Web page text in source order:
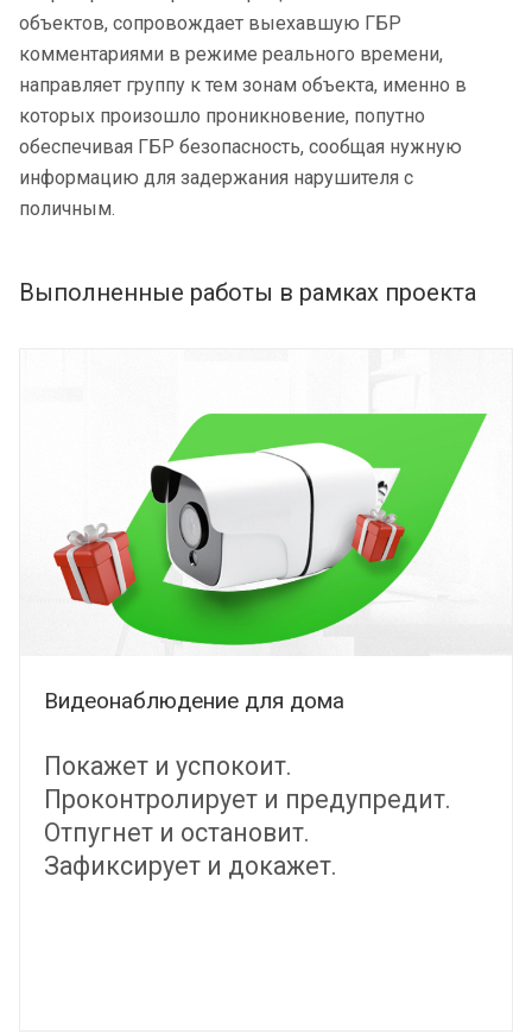
объектов, сопровождает выехавшую ГБР
комментариями в режиме реального времени,
направляет группу к тем зонам объекта, именно в
которых произошло проникновение, попутно
обеспечивая ГБР безопасность, сообщая нужную
информацию для задержания нарушителя с
поличным.
Выполненные работы в рамках проекта
Видеонаблюдение для дома
Покажет и успокоит.
Проконтролирует и предупредит.
Отпугнет и остановит.
Зафиксирует и докажет.